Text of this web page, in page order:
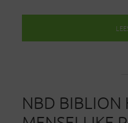
NBD BIBLION